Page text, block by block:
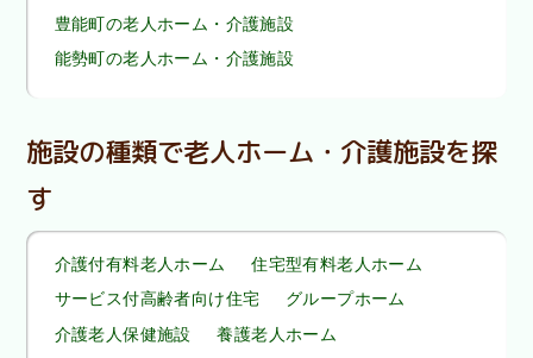
豊能町の老人ホーム・介護施設
能勢町の老人ホーム・介護施設
施設の種類で老人ホーム・介護施設を探
す
介護付有料老人ホーム
住宅型有料老人ホーム
サービス付高齢者向け住宅
グループホーム
介護老人保健施設
養護老人ホーム